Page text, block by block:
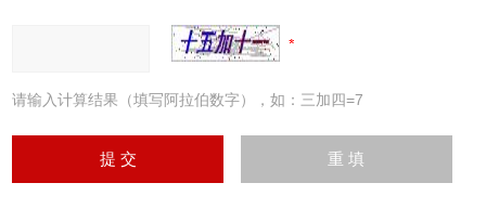
请输入计算结果（填写阿拉伯数字），如：三加四=7